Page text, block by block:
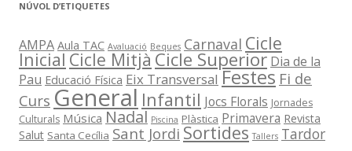
NÚVOL D’ETIQUETES
AMPA Aula TAC Avaluació Beques Carnaval Cicle
Inicial Cicle Mitjà Cicle Superior Dia de la
Pau Educació Física Eix Transversal Festes Fi de
Curs General Infantil Jocs Florals Jornades
Culturals Música Nadal Piscina Plàstica Primavera Revista
Salut Santa Cecília Sant Jordi Sortides Tallers Tardor